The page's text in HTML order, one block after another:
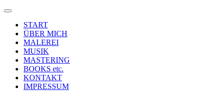
START
ÜBER MICH
MALEREI
MUSIK
MASTERING
BOOKS etc.
KONTAKT
IMPRESSUM